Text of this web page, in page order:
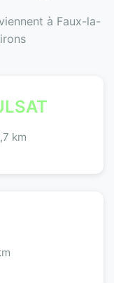
à Faux-la-
km